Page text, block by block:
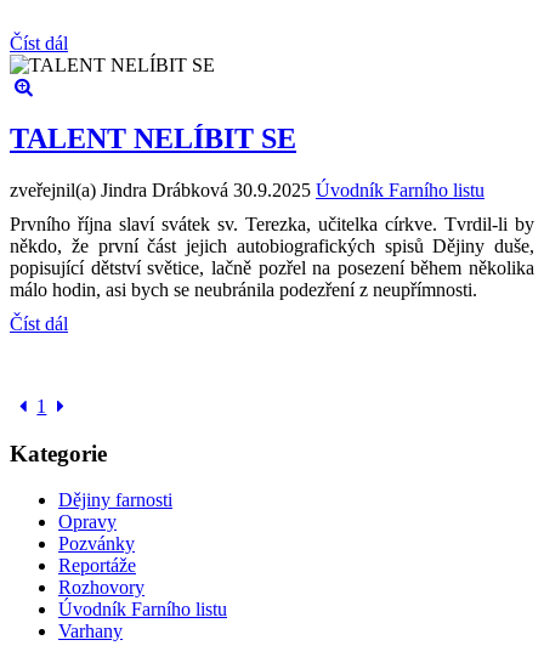
Číst dál
TALENT NELÍBIT SE
zveřejnil(a) Jindra Drábková 30.9.2025 Úvodník Farního listu
Prvního října slaví svátek sv. Terezka, učitelka církve. Tvrdil-li by
někdo, že první část jejich autobiografických spisů Dějiny duše,
popisující dětství světice, lačně pozřel na posezení během několika
málo hodin, asi bych se neubránila podezření z neupřímnosti.
Číst dál
1
Kategorie
Dějiny farnosti
Opravy
Pozvánky
Reportáže
Rozhovory
Úvodník Farního listu
Varhany